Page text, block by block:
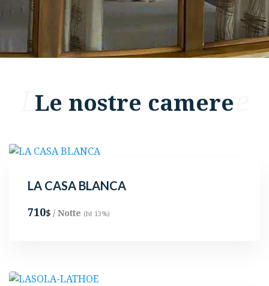
Le nostre camere
Le nostre camere
LA CASA BLANCA
710$ / Notte (ht 13%)